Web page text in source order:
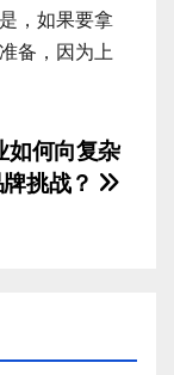
，如果要拿
备，因为上
如何向复杂
挑战？